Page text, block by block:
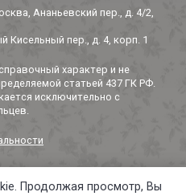
Ананьевский пер., д. 4/2,
Кисельный пер., д. 4, корп. 1
характер и не
статьей 437 ГК РФ.
исключительно с
защищены.
Продолжая просмотр, Вы